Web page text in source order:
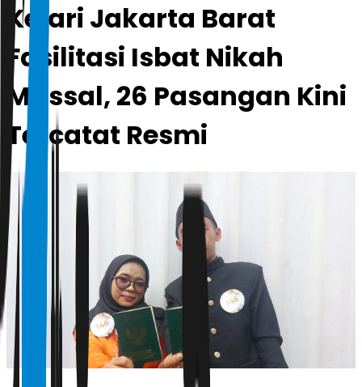
Kejari Jakarta Barat
Fasilitasi Isbat Nikah
Massal, 26 Pasangan Kini
Tercatat Resmi